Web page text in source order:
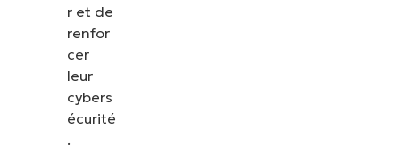
r et de
renfor
cer
leur
cybers
écurité
.